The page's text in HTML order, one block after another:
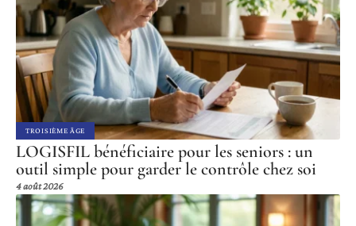
TROISIÈME ÂGE
LOGISFIL bénéficiaire pour les seniors : un
outil simple pour garder le contrôle chez soi
4 août 2026